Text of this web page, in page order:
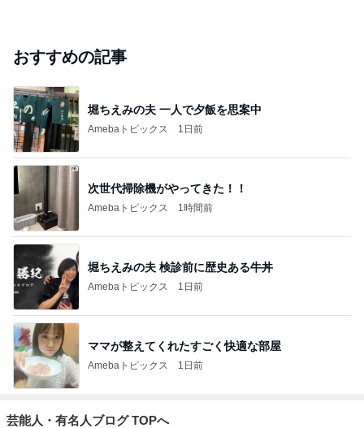
おすすめの記事
堀ちえみの夫 一人で夕飯を思案中
Amebaトピックス 1日前
次世代掃除機がやってきた！！
Amebaトピックス 1時間前
堀ちえみの夫 検診前に歴史ある牛丼
Amebaトピックス 1日前
ママが整えてくれたすごく快適な部屋
Amebaトピックス 1日前
芸能人・有名人ブログ TOPへ